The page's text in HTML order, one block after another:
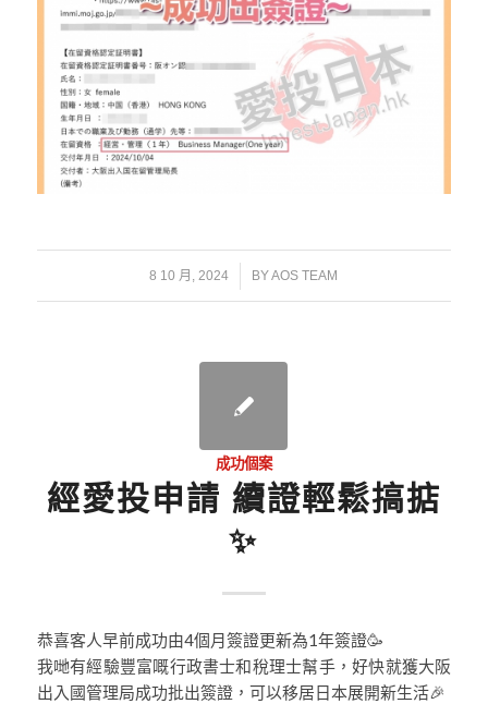
8 10 月, 2024
/ BYAOS TEAM
成功個案
經愛投申請 續證輕鬆搞掂
✨
恭喜客人早前成功由4個月簽證更新為1年簽證🥳
我哋有經驗豐富嘅行政書士和稅理士幫手，好快就獲大阪
出入國管理局成功批出簽證，可以移居日本展開新生活🎉